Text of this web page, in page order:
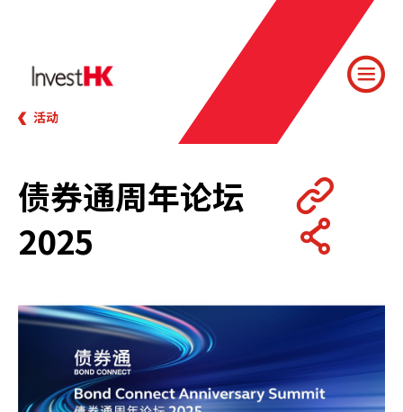
活动
债券通周年论坛
2025